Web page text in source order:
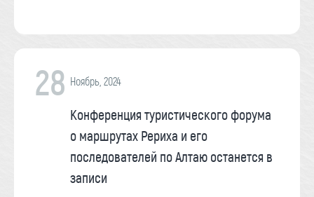
28 Ноябрь, 2024
Конференция туристического форума
о маршрутах Рериха и его
последователей по Алтаю останется в
записи